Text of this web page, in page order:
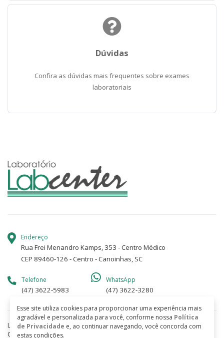
Dúvidas
Confira as dúvidas mais frequentes sobre exames
laboratoriais
Endereço
Rua Frei Menandro Kamps, 353 - Centro Médico
CEP 89460-126 - Centro - Canoinhas, SC
Telefone
(47) 3622-5983
WhatsApp
(47) 3622-3280
Labcenter - Labcenter Laboratório de Análises Clínicas S/C - EPP
CNPJ 83799874000269
Esse site utiliza cookies para proporcionar uma experiência mais
agradável e personalizada para você, conforme nossa Política
de Privacidade e, ao continuar navegando, você concorda com
estas condições.